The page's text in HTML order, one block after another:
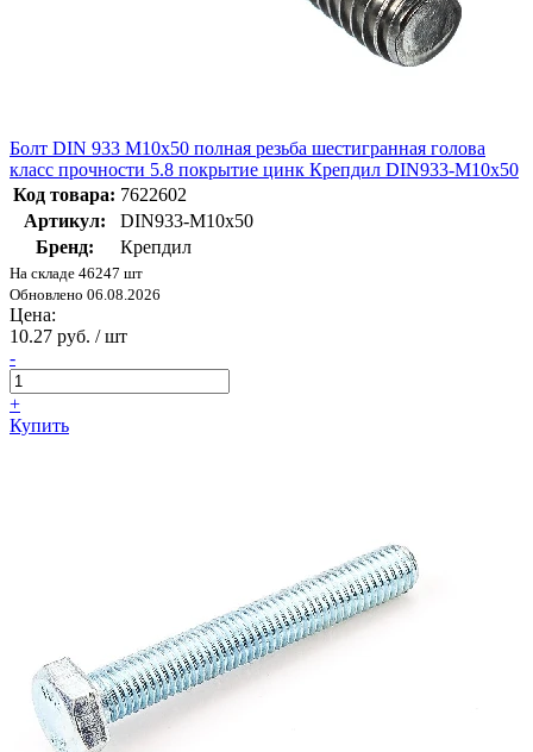
Болт DIN 933 М10х50 полная резьба шестигранная голова
класс прочности 5.8 покрытие цинк Крепдил DIN933-М10х50
Код товара: 7622602
Артикул:
DIN933-М10х50
Бренд:
Крепдил
На складе 46247 шт
Обновлено 06.08.2026
Цена:
10.27 руб. / шт
-
+
Купить